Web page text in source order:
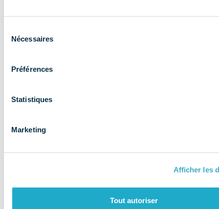
Nécessaires
Préférences
Statistiques
Marketing
Afficher les
Tout autoriser
entreprises et
les accompagne